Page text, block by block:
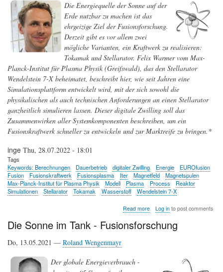
Die Energiequelle der Sonne auf der
Erde nutzbar zu machen ist das
ehrgeizige Ziel der Fusionsforschung.
Derzeit gibt es vor allem zwei
mögliche Varianten, ein Kraftwerk zu realisieren:
Tokamak und Stellarator. Felix Warmer vom Max-
Planck-Institut für Plasma Physik (Greifswald), das den Stellarator
Wendelstein 7-X beheimatet, beschreibt hier, wie seit Jahren eine
Simulationsplattform entwickelt wird, mit der sich sowohl die
physikalischen als auch technischen Anforderungen an einen Stellarator
ganzheitlich simulieren lassen. Dieser digitale Zwilling soll das
Zusammenwirken aller Systemkomponenten beschreiben, um ein
Fusionskraftwerk schneller zu entwickeln und zur Marktreife zu bringen.*
inge Thu, 28.07.2022 - 18:01
Tags
Keywords: Berechnungen
Dauerbetrieb digitaler Zwilling Energie
EUROfusion
Fusion
Fusionskraftwerk Fusionsplasma Iter Magnetfeld
Magnetspulen
Max-Planck-Institut für Plasma Physik
Modell Plasma Process
Reaktor
Simulationen
Stellarator Tokamak Wasserstoff Wendelstein 7-X
Read moreabout
Das
virtuelle
Fusionskraftwerk
Log into post comments
Die Sonne im Tank - Fusionsforschung
Do, 13.05.2021 — Roland Wengenmayr
Der globale Energieverbrauch -